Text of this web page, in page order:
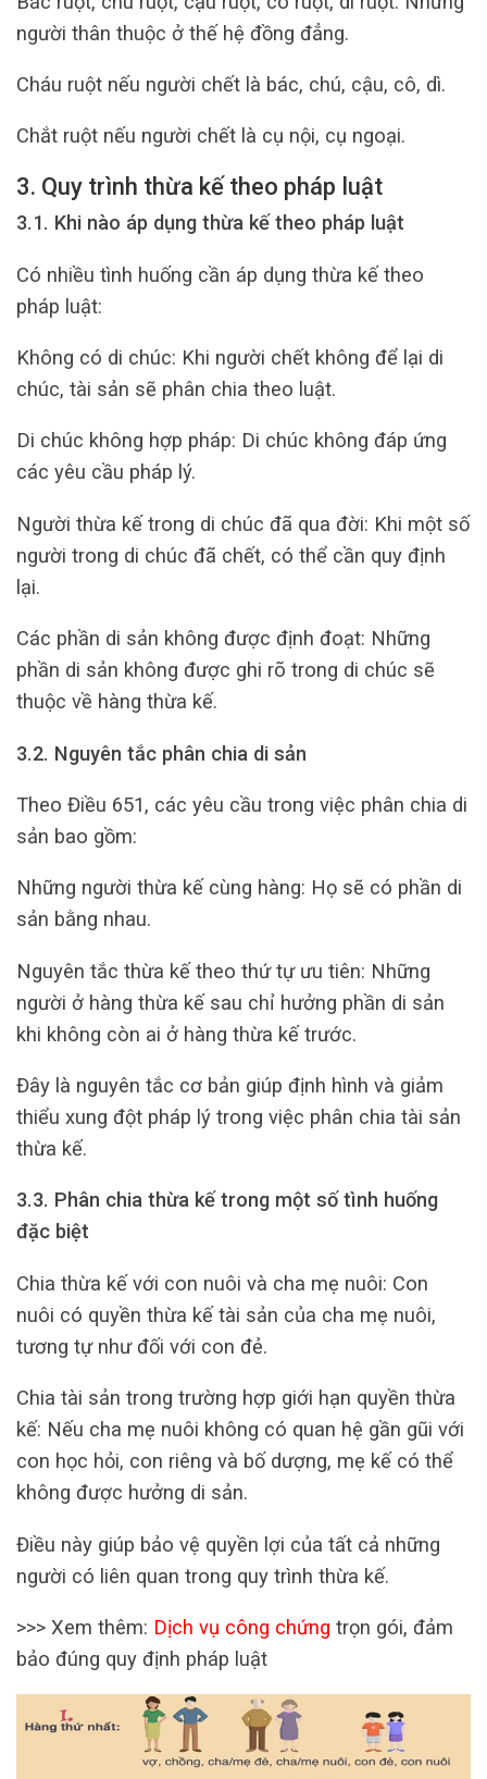
người thân thuộc ở thế hệ đồng đẳng.
Cháu ruột nếu người chết là bác, chú, cậu, cô, dì.
Chắt ruột nếu người chết là cụ nội, cụ ngoại.
3. Quy trình thừa kế theo pháp luật
3.1. Khi nào áp dụng thừa kế theo pháp luật
Có nhiều tình huống cần áp dụng thừa kế theo
pháp luật:
Không có di chúc: Khi người chết không để lại di
chúc, tài sản sẽ phân chia theo luật.
Di chúc không hợp pháp: Di chúc không đáp ứng
các yêu cầu pháp lý.
Người thừa kế trong di chúc đã qua đời: Khi một số
người trong di chúc đã chết, có thể cần quy định
lại.
Các phần di sản không được định đoạt: Những
phần di sản không được ghi rõ trong di chúc sẽ
thuộc về hàng thừa kế.
3.2. Nguyên tắc phân chia di sản
Theo Điều 651, các yêu cầu trong việc phân chia di
sản bao gồm:
Những người thừa kế cùng hàng: Họ sẽ có phần di
sản bằng nhau.
Nguyên tắc thừa kế theo thứ tự ưu tiên: Những
người ở hàng thừa kế sau chỉ hưởng phần di sản
khi không còn ai ở hàng thừa kế trước.
Đây là nguyên tắc cơ bản giúp định hình và giảm
thiểu xung đột pháp lý trong việc phân chia tài sản
thừa kế.
3.3. Phân chia thừa kế trong một số tình huống
đặc biệt
Chia thừa kế với con nuôi và cha mẹ nuôi: Con
nuôi có quyền thừa kế tài sản của cha mẹ nuôi,
tương tự như đối với con đẻ.
Chia tài sản trong trường hợp giới hạn quyền thừa
kế: Nếu cha mẹ nuôi không có quan hệ gần gũi với
con học hỏi, con riêng và bố dượng, mẹ kế có thể
không được hưởng di sản.
Điều này giúp bảo vệ quyền lợi của tất cả những
người có liên quan trong quy trình thừa kế.
>>> Xem thêm: Dịch vụ công chứng trọn gói, đảm
bảo đúng quy định pháp luật